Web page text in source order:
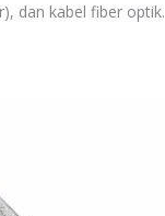
dan kabel fiber optik.